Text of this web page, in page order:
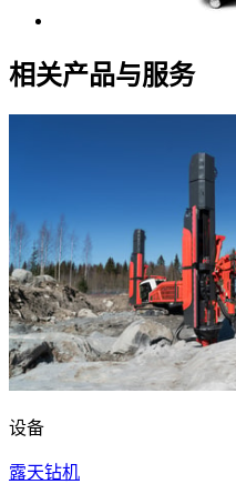
相关产品与服务
设备
露天钻机